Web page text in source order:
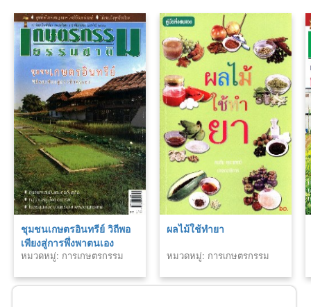
ชุมชนเกษตรอินทรีย์ วิถีพอ
เพียงสู่การพึ่งพาตนเอง
หมวดหมู่: การเกษตรกรรม
ผลไม้ใช้ทำยา
หมวดหมู่: การเกษตรกรรม